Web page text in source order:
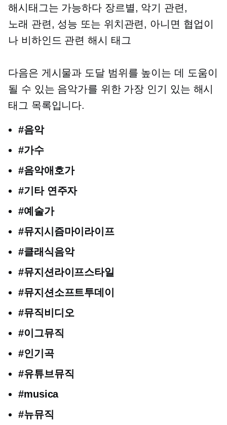
해시태그는 가능하다 장르별, 악기 관련,
노래 관련, 성능 또는 위치관련, 아니면 협업이
나 비하인드 관련 해시 태그
다음은 게시물과 도달 범위를 높이는 데 도움이
될 수 있는 음악가를 위한 가장 인기 있는 해시
태그 목록입니다.
#음악
#가수
#음악애호가
#기타 연주자
#예술가
#뮤지시즘마이라이프
#클래식음악
#뮤지션라이프스타일
#뮤지션소프트투데이
#뮤직비디오
#이그뮤직
#인기곡
#유튜브뮤직
#musica
#뉴뮤직